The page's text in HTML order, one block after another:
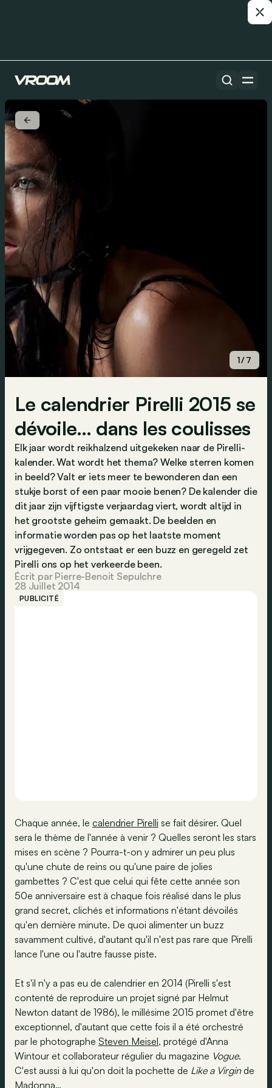
1/7
Le calendrier Pirelli 2015 se
dévoile… dans les coulisses
Elk jaar wordt reikhalzend uitgekeken naar de Pirelli-
kalender. Wat wordt het thema? Welke sterren komen
in beeld? Valt er iets meer te bewonderen dan een
stukje borst of een paar mooie benen? De kalender die
dit jaar zijn vijftigste verjaardag viert, wordt altijd in
het grootste geheim gemaakt. De beelden en
informatie worden pas op het laatste moment
vrijgegeven. Zo ontstaat er een buzz en geregeld zet
Pirelli ons op het verkeerde been.
Écrit par Pierre-Benoit Sepulchre
28 Juillet 2014
PUBLICITÉ
Chaque année, le calendrier Pirelli se fait désirer. Quel
sera le thème de l'année à venir ? Quelles seront les stars
mises en scène ? Pourra-t-on y admirer un peu plus
qu'une chute de reins ou qu'une paire de jolies
gambettes ? C'est que celui qui fête cette année son
50e anniversaire est à chaque fois réalisé dans le plus
grand secret, clichés et informations n'étant dévoilés
qu'en dernière minute. De quoi alimenter un buzz
savamment cultivé, d'autant qu'il n'est pas rare que Pirelli
lance l'une ou l'autre fausse piste.
Et s'il n'y a pas eu de calendrier en 2014 (Pirelli s'est
contenté de reproduire un projet signé par Helmut
Newton datant de 1986), le millésime 2015 promet d'être
exceptionnel, d'autant que cette fois il a été orchestré
par le photographe Steven Meisel, protégé d'Anna
Wintour et collaborateur régulier du magazine Vogue.
C'est aussi à lui qu'on doit la pochette de Like a Virginde
Madonna…